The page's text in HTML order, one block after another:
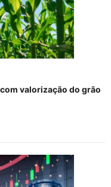
valorização do grão